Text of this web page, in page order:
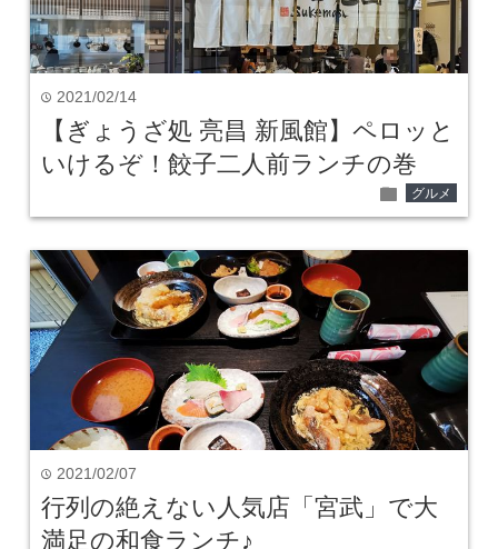
time 2021/02/14
【ぎょうざ処 亮昌 新風館】ペロッと
いけるぞ！餃子二人前ランチの巻
folder グルメ
time 2021/02/07
行列の絶えない人気店「宮武」で大
満足の和食ランチ♪